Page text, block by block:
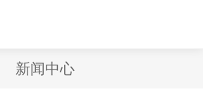
新闻中心